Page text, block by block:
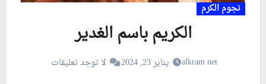
نجوم الكرم
الكريم باسم الغدير
alkram net يناير 23, 2024 لا توجد تعليقات